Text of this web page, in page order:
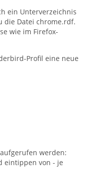
ein Unterverzeichnis
die Datei chrome.rdf.
wie im Firefox-
Profil eine neue
werden:
eintippen von - je